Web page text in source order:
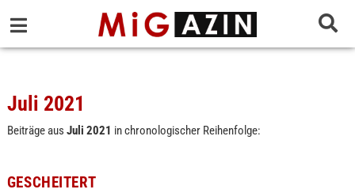
Juli 2021
Beiträge aus Juli 2021 in chronologischer Reihenfolge:
GESCHEITERT